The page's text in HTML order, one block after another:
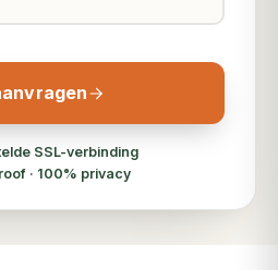
SSL-verbinding
· 100% privacy